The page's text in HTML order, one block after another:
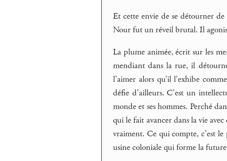
Et cette envie de se détourner
Nour fut un réveil brutal. Il
La plume animée, écrit sur les
mendiant dans la rue, il
l’aimer alors qu’il l’exhibe
défie d’ailleurs. C’est un
monde et ses hommes. Perché
qui le fait avancer dans la vie
vraiment. Ce qui compte, c’est
usine coloniale qui forme la